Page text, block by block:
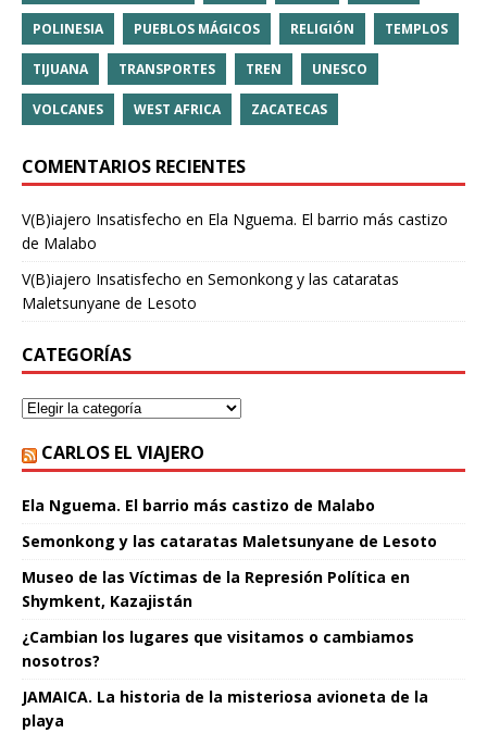
POLINESIA PUEBLOS MÁGICOS RELIGIÓN TEMPLOS
TIJUANA TRANSPORTES TREN UNESCO
VOLCANES WEST AFRICA ZACATECAS
COMENTARIOS RECIENTES
V(B)iajero Insatisfecho en Ela Nguema. El barrio más castizo
de Malabo
V(B)iajero Insatisfecho en Semonkong y las cataratas
Maletsunyane de Lesoto
CATEGORÍAS
CARLOS EL VIAJERO
Ela Nguema. El barrio más castizo de Malabo
Semonkong y las cataratas Maletsunyane de Lesoto
Museo de las Víctimas de la Represión Política en
Shymkent, Kazajistán
¿Cambian los lugares que visitamos o cambiamos
nosotros?
JAMAICA. La historia de la misteriosa avioneta de la
playa